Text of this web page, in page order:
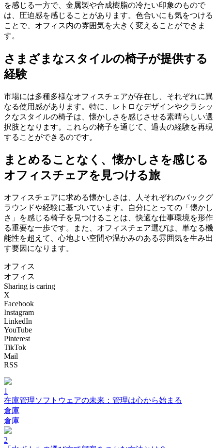
を感じる一方で、金属製や合成樹脂の冷たい印象のもので
は、圧迫感を感じることがあります。色合いにも気をつける
ことで、オフィス内の雰囲気を大きく変えることができま
す。
さまざまなスタイルの椅子が提供する
経験
市場には多種多様なオフィスチェアが存在し、それぞれに異
なる使用感があります。特に、レトロなデザインやクラシッ
クなスタイルの椅子は、懐かしさを感じさせる素晴らしい選
択肢となります。これらの椅子を通じて、過去の経験を再現
することができるのです。
まとめることなく、懐かしさを感じる
オフィスチェアを見つける旅
オフィスチェアに求める懐かしさは、人それぞれのバックグ
ラウンドや経験に基づいています。自分にとっての「懐かし
さ」を感じる椅子を見つけることは、快適な仕事環境を形作
る重要な一歩です。また、オフィスチェア選びは、単なる機
能性を超えて、心地よい空間や温かみのある雰囲気を生み出
す要因になります。
オフィス
オフィス
Sharing is caring
X
Facebook
Instagram
LinkedIn
YouTube
Pinterest
TikTok
Mail
RSS
1
在庫管理ソフトウェアの未来：管理は心から始まる
倉庫
倉庫
2